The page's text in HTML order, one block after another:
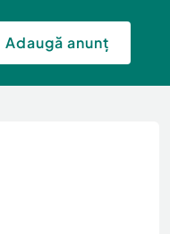
Adaugă anunț